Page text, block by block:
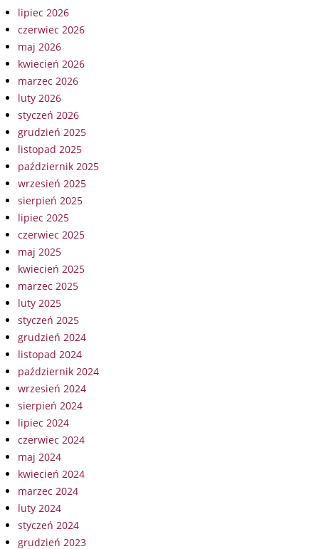
lipiec 2026
czerwiec 2026
maj 2026
kwiecień 2026
marzec 2026
luty 2026
styczeń 2026
grudzień 2025
listopad 2025
październik 2025
wrzesień 2025
sierpień 2025
lipiec 2025
czerwiec 2025
maj 2025
kwiecień 2025
marzec 2025
luty 2025
styczeń 2025
grudzień 2024
listopad 2024
październik 2024
wrzesień 2024
sierpień 2024
lipiec 2024
czerwiec 2024
maj 2024
kwiecień 2024
marzec 2024
luty 2024
styczeń 2024
grudzień 2023